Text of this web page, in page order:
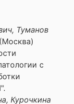
Туманов
(Москва)
с
Курочкина